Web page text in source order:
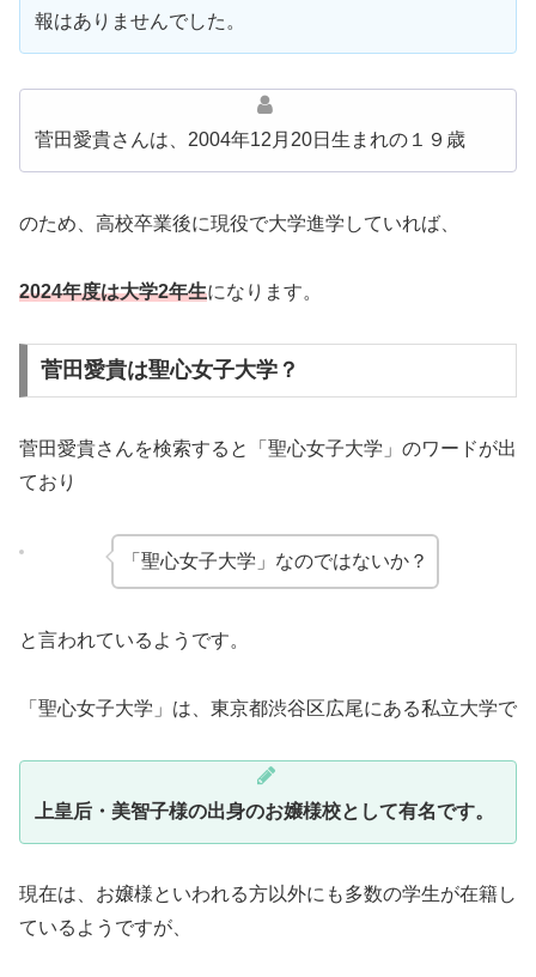
報はありませんでした。
菅田愛貴さんは、2004年12月20日生まれの１９歳
のため、高校卒業後に現役で大学進学していれば、
2024年度は大学2年生になります。
菅田愛貴は聖心女子大学？
菅田愛貴さんを検索すると「聖心女子大学」のワードが出
ており
「聖心女子大学」なのではないか？
と言われているようです。
「聖心女子大学」は、東京都渋谷区広尾にある私立大学で
上皇后・美智子様の出身のお嬢様校として有名です。
現在は、お嬢様といわれる方以外にも多数の学生が在籍し
ているようですが、